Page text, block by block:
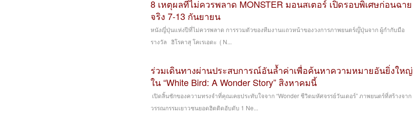
8 เหตุผลที่ไม่ควรพลาด MONSTER มอนสเตอร์ เปิดรอบพิเศษก่อนฉาย
จริง 7-13 กันยายน
หนังญี่ปุ่นแห่งปีที่ไม่ควรพลาด การรวมตัวของทีมงานแถวหน้าของวงการภาพยนตร์ญ๊่ปุ่นจาก ผู้กำกับมือ
รางวัล ฮิโรคาสุ โคเรเอดะ ( N...
ร่วมเดินทางผ่านประสบการณ์อันล้ำค่าเพื่อค้นหาความหมายอันยิ่งใหญ่
ใน “White Bird: A Wonder Story” สิงหาคมนี้
เปิดลิ้นชักของความทรงจำที่คุณเคยประทับใจจาก “Wonder ชีวิตมหัศจรรย์วันเดอร์” ภาพยนตร์ที่สร้างจาก
วรรณกรรมเยาวชนยอดฮิตติดอับดับ 1 Ne...